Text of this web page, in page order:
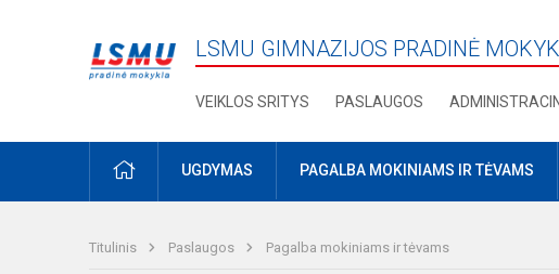
LSMU GIMNAZIJOS PRADINĖ
VEIKLOS SRITYS PASLAUGOS
PRADŽIAUGDYMAS PAGALBA MOKINIAMS IR TĖVAMS
Titulinis Paslaugos Pagalba mokiniams ir tėvams